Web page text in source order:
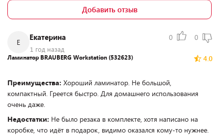
Добавить отзыв
Е
Екатерина
1 год назад
0 0
4.0
Ламинатор BRAUBERG Workstation (532623)
Преимущества: Хороший ламинатор. Не большой,
компактный. Греется быстро. Для домашнего использования
очень даже.
Недостатки: Не было резака в комплекте, хотя написано на
коробке, что идёт в подарок, видимо оказался кому-то нужнее.